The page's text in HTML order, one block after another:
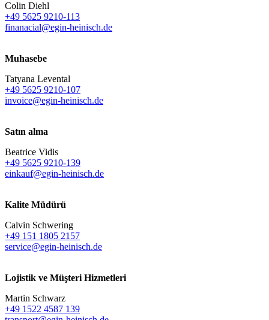
Colin Diehl
+49 5625 9210-113
finanacial@egin-heinisch.de
Muhasebe
Tatyana Levental
+49 5625 9210-107
invoice@egin-heinisch.de
Satın alma
Beatrice Vidis
+49 5625 9210-139
einkauf@egin-heinisch.de
Kalite Müdürü
Calvin Schwering
+49 151 1805 2157
service@egin-heinisch.de
Lojistik ve Müşteri Hizmetleri
Martin Schwarz
+49 1522 4587 139